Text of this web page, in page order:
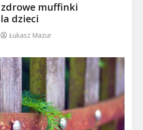
zdrowe muffinki
dzieci
Łukasz Mazur